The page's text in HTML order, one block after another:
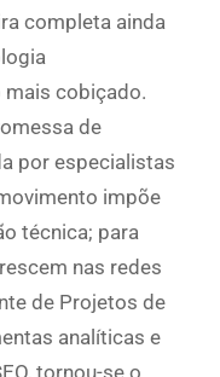
completa ainda
cobiçado.
de
por especialistas
impõe
técnica; para
nas redes
de Projetos de
analíticas e